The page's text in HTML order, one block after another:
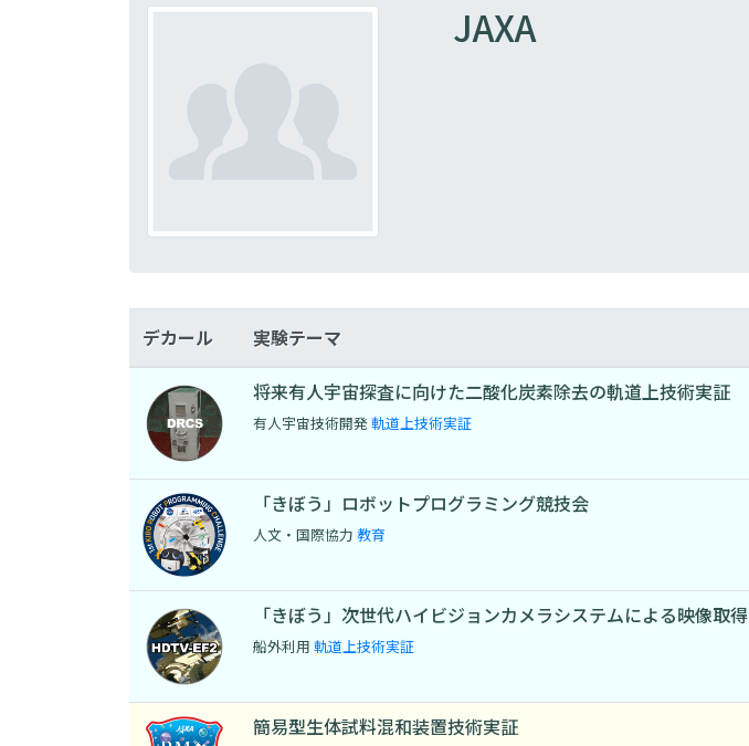
JAXA
デカール 実験テーマ
将来有⼈宇宙探査に向けた⼆酸化炭素除去の軌道上技術実証
有人宇宙技術開発軌道上技術実証
「きぼう」ロボットプログラミング競技会
人文・国際協力 教育
「きぼう」次世代ハイビジョンカメラシステムによる映像取得
船外利用 軌道上技術実証
簡易型生体試料混和装置技術実証